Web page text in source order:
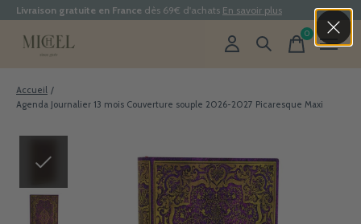
Livraison gratuite en France dès 69€ d'achats En savoir plus
0items
Accueil /
Agenda Journalier 13 mois Couverture souple 2026-2027 Picaresque Maxi